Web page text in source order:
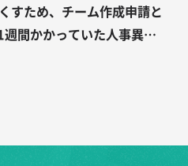
すため、チーム作成申請と
間かかっていた人事異動
ぼゼロに。